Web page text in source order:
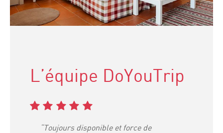
L’équipe DoYouTrip
“Toujours disponible et force de